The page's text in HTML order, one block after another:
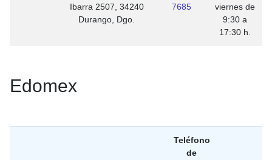
Ibarra 2507, 34240
Durango, Dgo.
7685
viernes de
9:30 a
17:30 h.
Edomex
Teléfono
de